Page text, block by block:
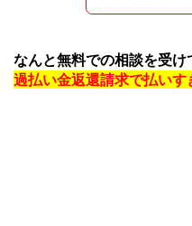
なんと無料での相談を受け
過払い金返還請求で払い